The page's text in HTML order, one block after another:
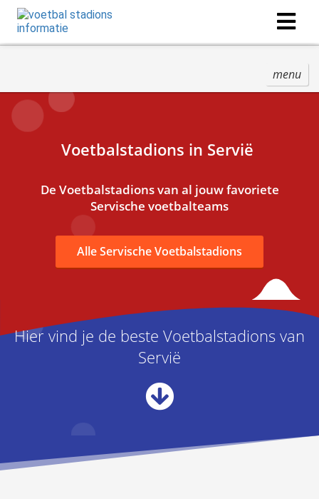
menu
Voetbalstadions in Servië
De Voetbalstadions van al jouw favoriete
Servische voetbalteams
Alle Servische Voetbalstadions
Hier vind je de beste Voetbalstadions van
Servië